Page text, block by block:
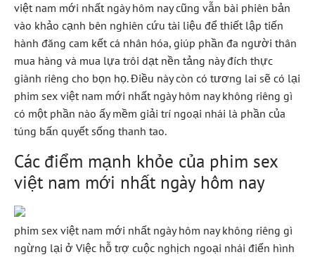
việt nam mới nhất ngày hôm nay cũng vẫn bài phiên bản
vào khảo cạnh bên nghiên cứu tài liệu để thiết lập tiến
hành đăng cam kết cá nhân hóa, giúp phần đa người thân
mua hàng và mua lựa trôi dạt nền tảng này đích thực
giành riêng cho bọn họ. Điều này còn có tương lai sẽ có lại
phim sex việt nam mới nhất ngày hôm nay không riêng gì
có một phần nào ấy mềm giải trí ngoại nhái là phần của
túng bấn quyết sống thanh tao.
Các điểm mạnh khỏe của phim sex
việt nam mới nhất ngày hôm nay
phim sex việt nam mới nhất ngày hôm nay không riêng gì
ngừng lại ở Việc hỗ trợ cuộc nghịch ngoại nhái điển hình